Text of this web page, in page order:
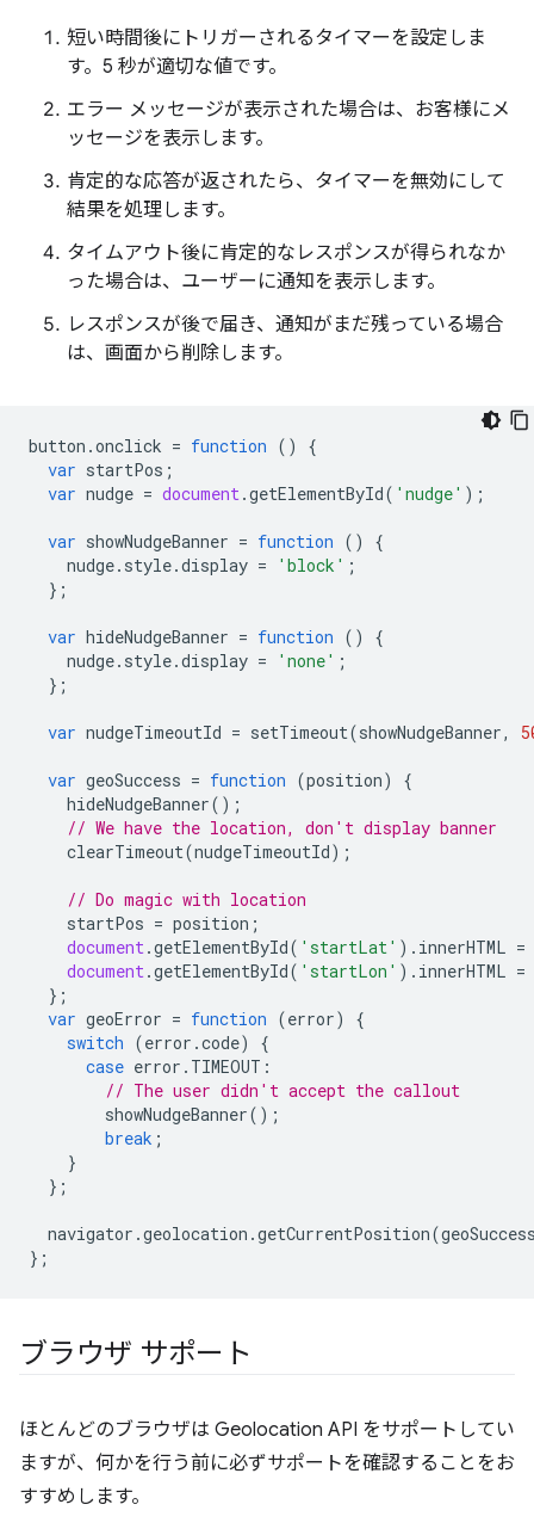
短い時間後にトリガーされるタイマーを設定しま
す。5 秒が適切な値です。
エラー メッセージが表示された場合は、お客様にメ
ッセージを表示します。
肯定的な応答が返されたら、タイマーを無効にして
結果を処理します。
タイムアウト後に肯定的なレスポンスが得られなか
った場合は、ユーザーに通知を表示します。
レスポンスが後で届き、通知がまだ残っている場合
は、画面から削除します。
button .onclick = function ()
{
var startPos ;
var nudge = document .getElementById( 'nudge' );
var showNudgeBanner = function ()
{
nudge. style.display = 'block' ;
};
var hideNudgeBanner = function ()
{
nudge. style.display = 'none' ;
};
var nudgeTimeoutId = setTimeout(showNudgeBanner,
var geoSuccess = function (position)
{
hideNudgeBanner();
// We have the location, don't display banner
clearTimeout(nudgeTimeoutId);
// Do magic with location
startPos = position ;
document .getElementById( 'startLat' ). innerHTML =
document .getElementById( 'startLon' ). innerHTML =
};
var geoError = function (error)
{
switch (error .code)
{
case error . TIMEOUT :
// The user didn't accept the callout
showNudgeBanner();
break ;
}
};
navigator .geolocation .getCurrentPosition(
};
ブラウザ サポート
ほとんどのブラウザは Geolocation API をサポートしてい
ますが、何かを行う前に必ずサポートを確認することをお
すすめします。